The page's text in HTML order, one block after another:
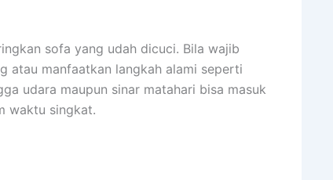
sofa yang udah dicuci. Bila wajib
atau manfaatkan langkah alami seperti
udara maupun sinar matahari bisa masuk
waktu singkat.